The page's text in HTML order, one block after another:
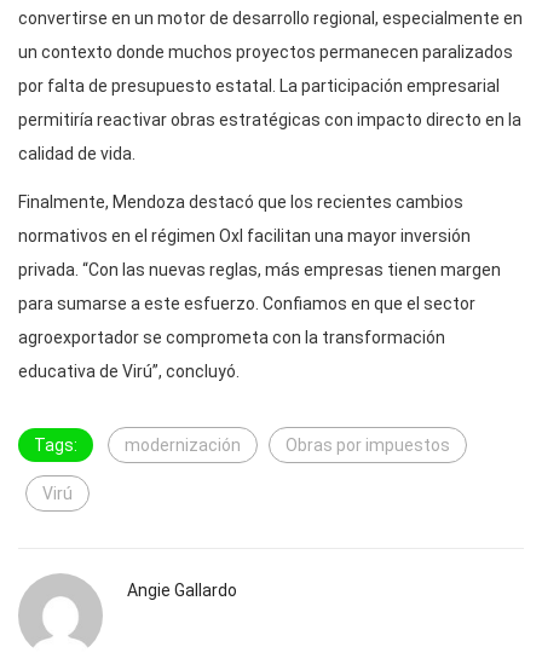
convertirse en un motor de desarrollo regional, especialmente en
un contexto donde muchos proyectos permanecen paralizados
por falta de presupuesto estatal. La participación empresarial
permitiría reactivar obras estratégicas con impacto directo en la
calidad de vida.
Finalmente, Mendoza destacó que los recientes cambios
normativos en el régimen OxI facilitan una mayor inversión
privada. “Con las nuevas reglas, más empresas tienen margen
para sumarse a este esfuerzo. Confiamos en que el sector
agroexportador se comprometa con la transformación
educativa de Virú”, concluyó.
Tags: modernización Obras por impuestos
Virú
Angie Gallardo